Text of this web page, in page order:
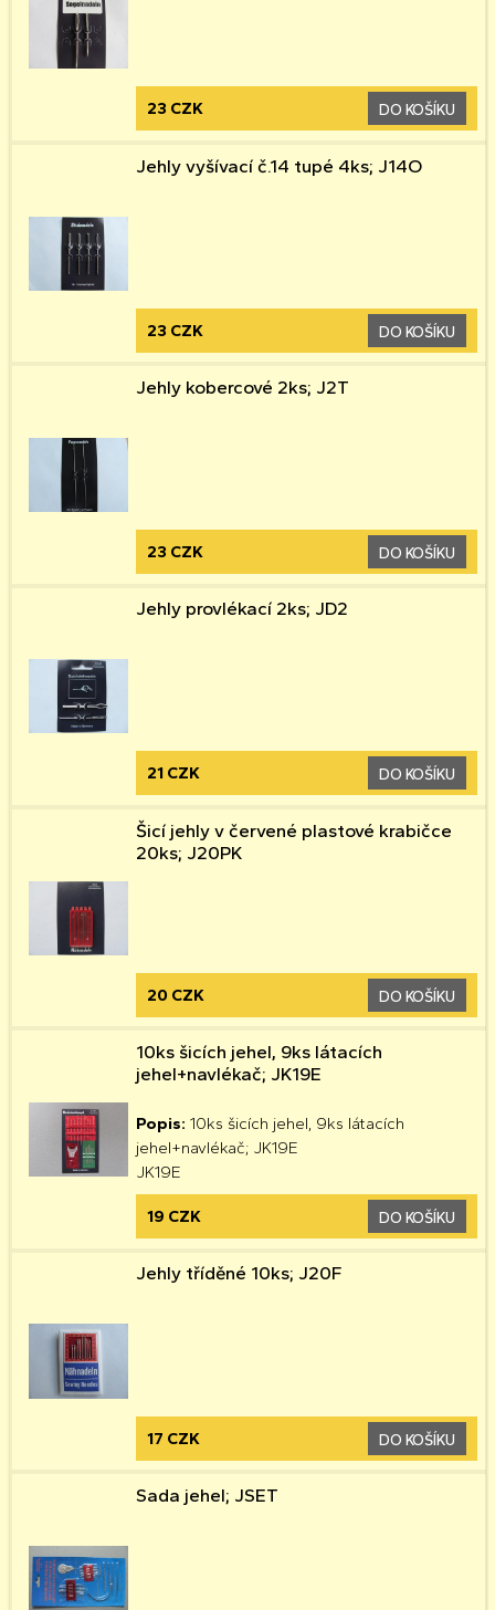
23 CZK DO KOŠÍKU
Jehly vyšívací č.14 tupé 4ks; J14O
23 CZK DO KOŠÍKU
Jehly kobercové 2ks; J2T
23 CZK DO KOŠÍKU
Jehly provlékací 2ks; JD2
21 CZK DO KOŠÍKU
Šicí jehly v červené plastové krabičce
20ks; J20PK
20 CZK DO KOŠÍKU
10ks šicích jehel, 9ks látacích
jehel+navlékač; JK19E
Popis: 10ks šicích jehel, 9ks látacích
jehel+navlékač; JK19E
JK19E
19 CZK DO KOŠÍKU
Jehly tříděné 10ks; J20F
17 CZK DO KOŠÍKU
Sada jehel; JSET